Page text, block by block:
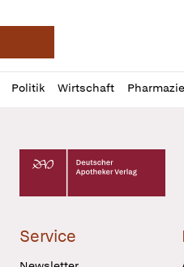
Deutsche
Politik Wirtschaft Pharmazie
Profil
öffnen
Daz
Pur
Deutscher Apotheker
Service